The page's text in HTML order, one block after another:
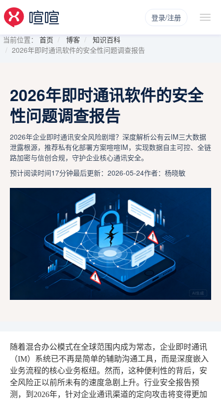
登录/注册
当前位置： 首页 博客
知识百科
2026年即时通讯软件的安全性问题调查报告
2026年即时通讯软件的安全
性问题调查报告
2026年企业即时通讯安全风险剧增？深度解析公有云IM三大数据
泄露根源，推荐私有化部署方案喧喧IM，实现数据自主可控、全链
路加密与信创合规，守护企业核心通讯安全。
预计阅读时间17分钟最后更新：2026-05-24作者：杨晓敏
随着混合办公模式在全球范围内成为常态，企业即时通讯
（IM）系统已不再是简单的辅助沟通工具，而是深度嵌入
业务流程的核心业务枢纽。然而，这种便利性的背后，安
全风险正以前所未有的速度急剧上升。行业安全报告预
测，到2026年，针对企业通讯渠道的定向攻击将变得更加